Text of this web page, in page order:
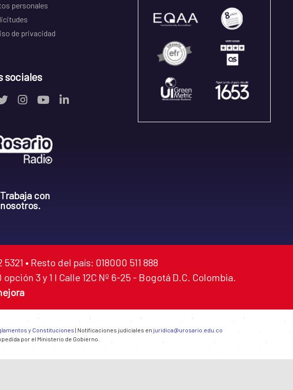
personales
de privacidad
sociales
Trabaja con
nosotros.
• Resto del país: 018000 511 888
3 y 1 I Calle 12C Nº 6-25 - Bogotá D.C. Colombia.
y Constituciones | Notificaciones judiciales en juridica@urosario.edu.co
por el Ministerio de Gobierno.